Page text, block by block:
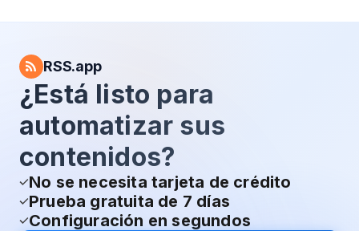
RSS.app
¿Está listo para
automatizar sus
contenidos?
No se necesita tarjeta de crédito
Prueba gratuita de 7 días
Configuración en segundos